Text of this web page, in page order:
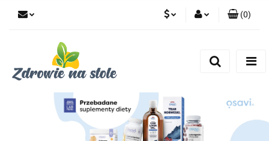
Zgody cookies
(0)